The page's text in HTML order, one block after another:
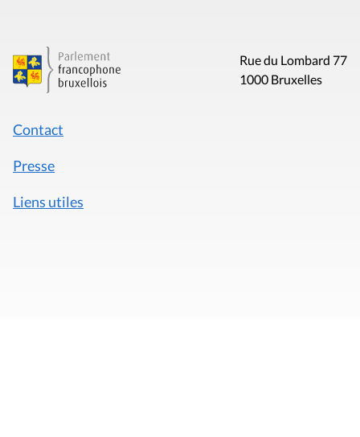
Rue du Lombard 77
1000 Bruxelles
Contact
Presse
Liens utiles